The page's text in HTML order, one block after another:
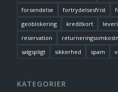
forsendelse
fortrydelsesfrist
geoblokering
kreditkort
reservation
salgspligt
sikkerhed spam
KATEGORIER